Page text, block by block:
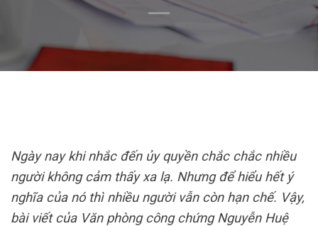
Ngày nay khi nhắc đến ủy quyền chắc chắc nhiều
người không cảm thấy xa lạ. Nhưng để hiểu hết ý
nghĩa của nó thì nhiều người vẫn còn hạn chế. Vậy,
bài viết của Văn phòng công chứng Nguyễn Huệ